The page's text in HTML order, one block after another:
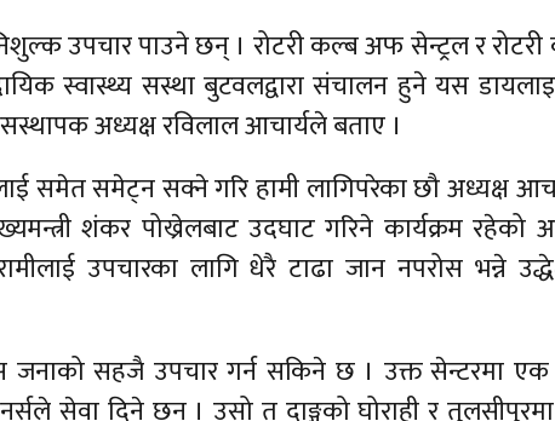
उपचार पाउने छन् । रोटरी कल्ब अफ सेन्ट्रल र
स्वास्थ्य सस्था बुटवलद्वारा संचालन हुने यस
अध्यक्ष रविलाल आचार्यले बताए ।
समेत समेट्न सक्ने गरि हामी लागिपरेका छौ अध्यक्ष
शंकर पोख्रेलबाट उदघाट गरिने कार्यक्रम रहेको
उपचारका लागि धेरै टाढा जान नपरोस भन्ने
सहजै उपचार गर्न सकिने छ । उक्त सेन्टरमा